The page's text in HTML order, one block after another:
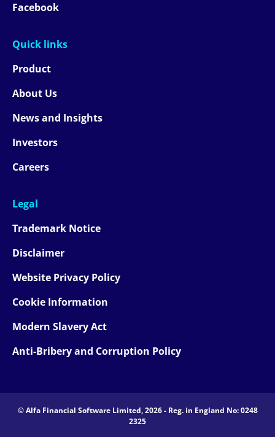
Facebook
Quick links
Product
About Us
News and Insights
Investors
Careers
Legal
Trademark Notice
Disclaimer
Website Privacy Policy
Cookie Information
Modern Slavery Act
Anti-Bribery and Corruption Policy
© Alfa Financial Software Limited, 2026 - Reg. in England No: 0248
2325